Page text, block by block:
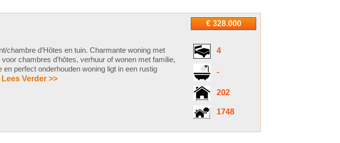
€ 328.000
4
-
202
1748
chambre d’Hôtes en tuin. Charmante woning met
chambres d’hôtes, verhuur of wonen met familie,
perfect onderhouden woning ligt in een rustig
Lees Verder >>